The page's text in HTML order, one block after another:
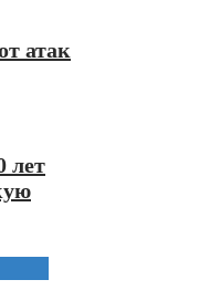
атак
лет